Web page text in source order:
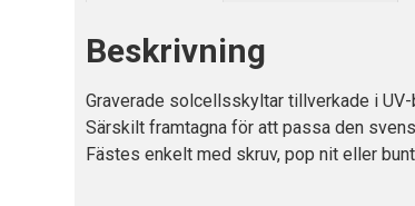
Beskrivning
Graverade solcellsskyltar tillverkade i
Särskilt framtagna för att passa den
Fästes enkelt med skruv, pop nit eller